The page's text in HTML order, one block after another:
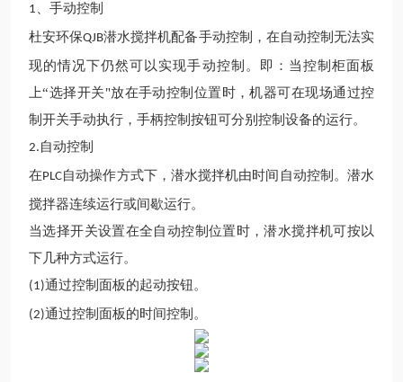
1 、手动控制
杜安环保QJB潜水搅拌机配备手动控制，在自动控制无法实
现的情况下仍然可以实现手动控制。即：当控制柜面板
上“选择开关"放在手动控制位置时，机器可在现场通过控
制开关手动执行，手柄控制按钮可分别控制设备的运行。
2. 自动控制
在PLC自动操作方式下，潜水搅拌机由时间自动控制。潜水
搅拌器连续运行或间歇运行。
当选择开关设置在全自动控制位置时，潜水搅拌机可按以
下几种方式运行。
(1)通过控制面板的起动按钮。
(2)通过控制面板的时间控制。